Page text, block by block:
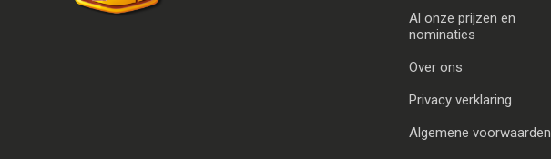
Al onze prijzen en
nominaties
Over ons
Privacy verklaring
Algemene voorwaarden